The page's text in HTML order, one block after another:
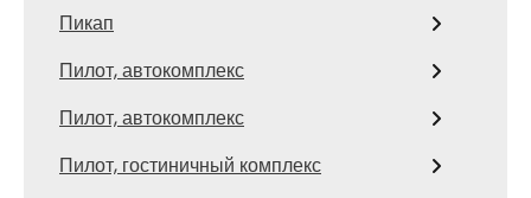
Пикап
Пилот, автокомплекс
Пилот, автокомплекс
Пилот, гостиничный комплекс